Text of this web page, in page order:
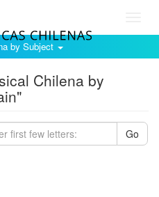
by Subject
Chilena by
Go